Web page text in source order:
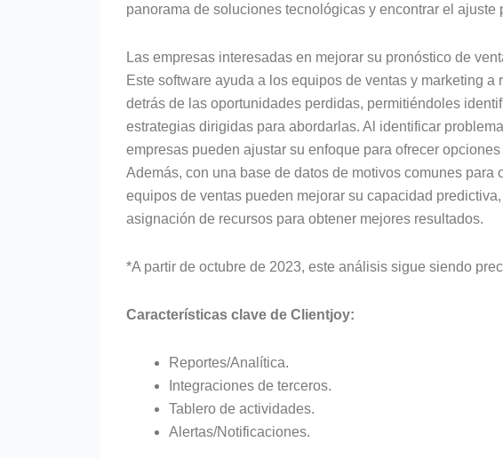
panorama de soluciones tecnológicas y encontrar el ajuste
Las empresas interesadas en mejorar su pronóstico de
Este software ayuda a los equipos de ventas y marketing
detrás de las oportunidades perdidas, permitiéndoles
estrategias dirigidas para abordarlas. Al identificar
empresas pueden ajustar su enfoque para ofrecer
Además, con una base de datos de motivos comunes
equipos de ventas pueden mejorar su capacidad
asignación de recursos para obtener mejores resultados.
*A partir de octubre de 2023, este análisis sigue siendo
Características clave de Clientjoy:
Reportes/Analítica.
Integraciones de terceros.
Tablero de actividades.
Alertas/Notificaciones.